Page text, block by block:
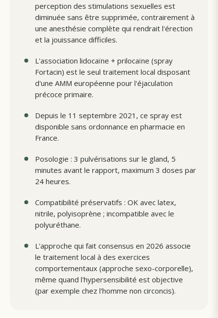
perception des stimulations sexuelles est
diminuée sans être supprimée, contrairement à
une anesthésie complète qui rendrait l'érection
et la jouissance difficiles.
L'association lidocaïne + prilocaïne (spray
Fortacin) est le seul traitement local disposant
d'une AMM européenne pour l'éjaculation
précoce primaire.
Depuis le 11 septembre 2021, ce spray est
disponible sans ordonnance en pharmacie en
France.
Posologie : 3 pulvérisations sur le gland, 5
minutes avant le rapport, maximum 3 doses par
24 heures.
Compatibilité préservatifs : OK avec latex,
nitrile, polyisoprène ; incompatible avec le
polyuréthane.
L'approche qui fait consensus en 2026 associe
le traitement local à des exercices
comportementaux (approche sexo-corporelle),
même quand l'hypersensibilité est objective
(par exemple chez l'homme non circoncis).